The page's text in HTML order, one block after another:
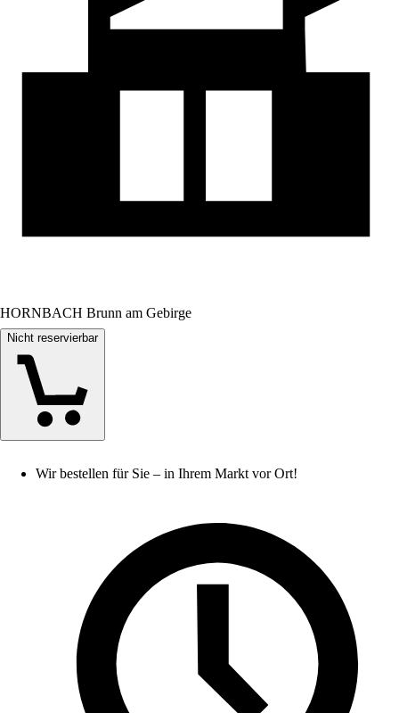
HORNBACH Brunn am Gebirge
Nicht reservierbar
Wir bestellen für Sie – in Ihrem Markt vor Ort!